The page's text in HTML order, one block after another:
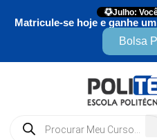
Julho:
Matricule-se hoje e ganhe
Bolsa